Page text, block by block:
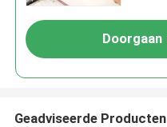
Doorgaan
Geadviseerde Producten